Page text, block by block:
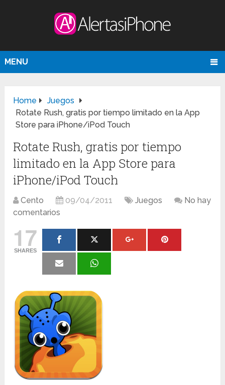
MENU
Home
Juegos
Rotate Rush, gratis por tiempo limitado en la App
Store para iPhone/iPod Touch
Rotate Rush, gratis por tiempo
limitado en la App Store para
iPhone/iPod Touch
Cento 09/04/2011 Juegos
No hay
comentarios
17
SHARES